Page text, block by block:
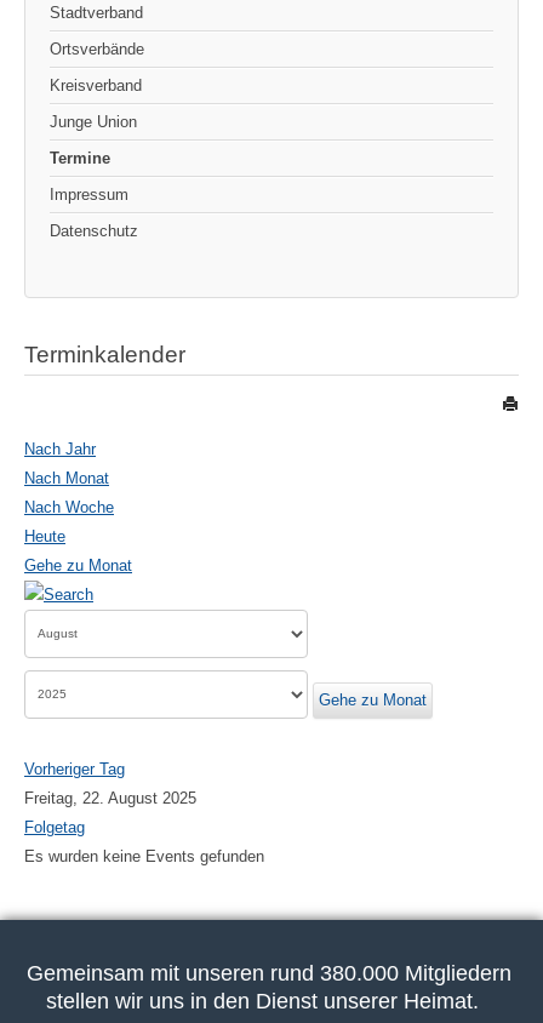
Stadtverband
Ortsverbände
Kreisverband
Junge Union
Termine
Impressum
Datenschutz
Terminkalender
Nach Jahr
Nach Monat
Nach Woche
Heute
Gehe zu Monat
Gehe zu Monat
Vorheriger Tag
Freitag, 22. August 2025
Folgetag
Es wurden keine Events gefunden
Gemeinsam mit unseren rund 380.000 Mitgliedern
stellen wir uns in den Dienst unserer Heimat.